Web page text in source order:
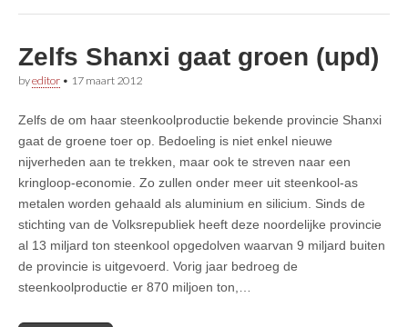
Zelfs Shanxi gaat groen (upd)
byeditor • 17 maart 2012
Zelfs de om haar steenkoolproductie bekende provincie Shanxi
gaat de groene toer op. Bedoeling is niet enkel nieuwe
nijverheden aan te trekken, maar ook te streven naar een
kringloop-economie. Zo zullen onder meer uit steenkool-as
metalen worden gehaald als aluminium en silicium. Sinds de
stichting van de Volksrepubliek heeft deze noordelijke provincie
al 13 miljard ton steenkool opgedolven waarvan 9 miljard buiten
de provincie is uitgevoerd. Vorig jaar bedroeg de
steenkoolproductie er 870 miljoen ton,…